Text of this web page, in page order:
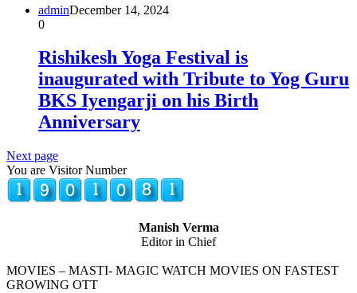
adminDecember 14, 2024
0
Rishikesh Yoga Festival is
inaugurated with Tribute to Yog Guru
BKS Iyengarji on his Birth
Anniversary
Next page
You are Visitor Number
Manish Verma
Editor in Chief
MOVIES – MASTI- MAGIC WATCH MOVIES ON FASTEST
GROWING OTT